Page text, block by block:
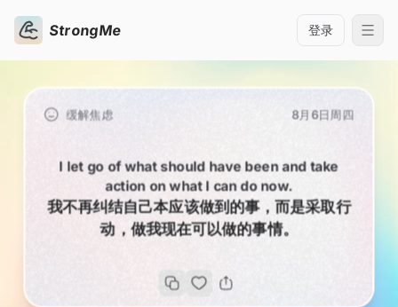
StrongMe 登录
缓解焦虑 8月6日周四
I let go of what should have been and take
action on what I can do now.
我不再纠结自己本应该做到的事，而是采取行
动，做我现在可以做的事情。